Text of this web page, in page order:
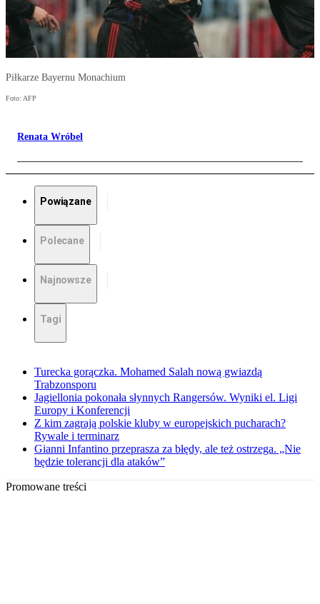
Piłkarze Bayernu Monachium
Foto: AFP
Renata Wróbel
Powiązane
Polecane
Najnowsze
Tagi
Turecka gorączka. Mohamed Salah nową gwiazdą
Trabzonsporu
Jagiellonia pokonała słynnych Rangersów. Wyniki el. Ligi
Europy i Konferencji
Z kim zagrają polskie kluby w europejskich pucharach?
Rywale i terminarz
Gianni Infantino przeprasza za błędy, ale też ostrzega. „Nie
będzie tolerancji dla ataków”
Promowane treści